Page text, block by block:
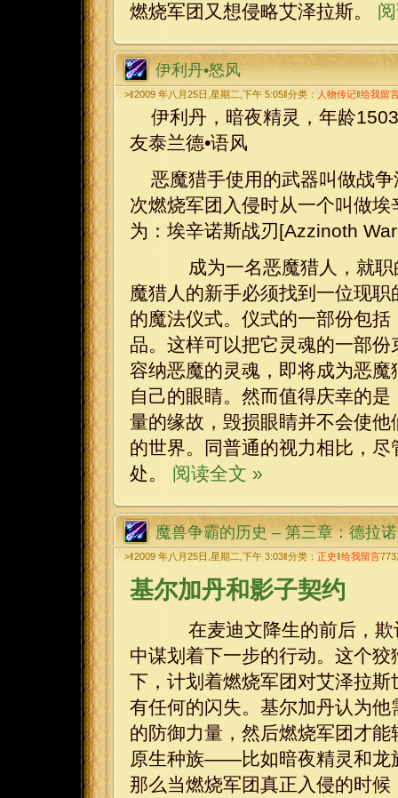
燃烧军团又想侵略艾泽拉斯。
伊利丹•怒风
>‖2009 年八月25日,星期二,下午 5:05‖分类： 人物传记 给我留
伊利丹，暗夜精灵，年龄
友泰兰德•语风
恶魔猎手使用的武器叫做战
次燃烧军团入侵时从一个叫做
为：埃辛诺斯战刃[Azzinoth
成为一名恶魔猎人，就职
魔猎人的新手必须找到一位现
的魔法仪式。仪式的一部份包
品。这样可以把它灵魂的一部
容纳恶魔的灵魂，即将成为恶
自己的眼睛。然而值得庆幸的
量的缘故，毁损眼睛并不会使
的世界。同普通的视力相比，
处。 阅读全文 »
魔兽争霸的历史 – 第三章：德拉
>‖2009 年八月25日,星期二,下午 3:03‖分类： 正史 给我留言773
基尔加丹和影子契约
在麦迪文降生的前后，欺
中谋划着下一步的行动。这个
下，计划着燃烧军团对艾泽拉
有任何的闪失。基尔加丹认为
的防御力量，然后燃烧军团才
原生种族——比如暗夜精灵和
那么当燃烧军团真正入侵的时